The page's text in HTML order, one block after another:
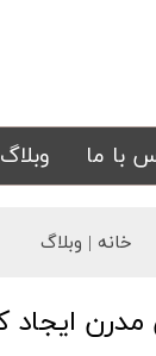
با ما وبلاگ
خانه | وبلاگ